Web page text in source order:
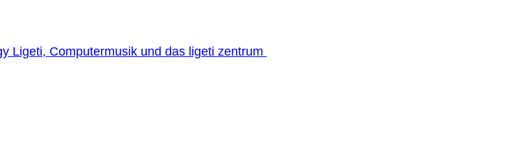
Ligeti, Computermusik und das ligeti zentrum